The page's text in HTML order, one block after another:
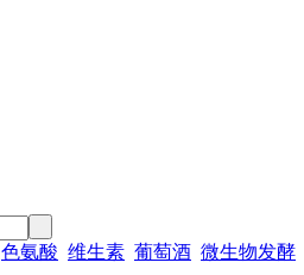
色氨酸 维生素 葡萄酒 微生物发酵